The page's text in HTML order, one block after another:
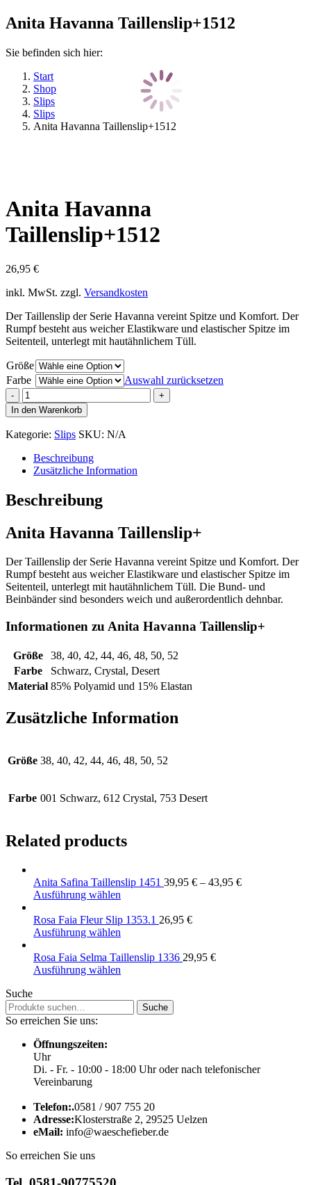
Anita Havanna Taillenslip+1512
Sie befinden sich hier:
Start
Shop
Slips
Slips
Anita Havanna Taillenslip+1512
Anita Havanna
Taillenslip+1512
26,95 €
inkl. MwSt. zzgl. Versandkosten
Der Taillenslip der Serie Havanna vereint Spitze und Komfort. Der
Rumpf besteht aus weicher Elastikware und elastischer Spitze im
Seitenteil, unterlegt mit hautähnlichem Tüll.
Größe
Farbe
Auswahl zurücksetzen
Menge
In den Warenkorb
Kategorie: Slips SKU: N/A
Beschreibung
Zusätzliche Information
Beschreibung
Anita Havanna Taillenslip+
Der Taillenslip der Serie Havanna vereint Spitze und Komfort. Der
Rumpf besteht aus weicher Elastikware und elastischer Spitze im
Seitenteil, unterlegt mit hautähnlichem Tüll. Die Bund- und
Beinbänder sind besonders weich und außerordentlich dehnbar.
Informationen zu Anita Havanna Taillenslip+
Größe
38, 40, 42, 44, 46, 48, 50, 52
Farbe
Schwarz, Crystal, Desert
Material 85% Polyamid und 15% Elastan
Zusätzliche Information
Größe 38, 40, 42, 44, 46, 48, 50, 52
Farbe 001 Schwarz, 612 Crystal, 753 Desert
Related products
Anita Safina Taillenslip 1451 39,95 € – 43,95 €
Ausführung wählen
Rosa Faia Fleur Slip 1353.1 26,95 €
Ausführung wählen
Rosa Faia Selma Taillenslip 1336 29,95 €
Ausführung wählen
Suche
Suche
nach:
Suche
So erreichen Sie uns:
Öffnungszeiten:
Uhr
Di. - Fr. - 10:00 - 18:00 Uhr oder nach telefonischer
Vereinbarung
Telefon:.0581 / 907 755 20
Adresse:Klosterstraße 2, 29525 Uelzen
eMail: info@waeschefieber.de
So erreichen Sie uns